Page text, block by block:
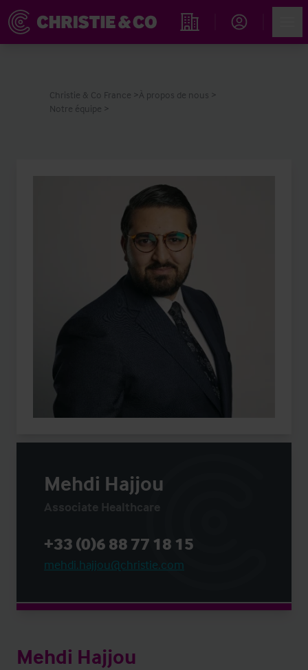
Rechercher un hôtel
Christie & Co France
À propos de nous
Notre équipe
Mehdi Hajjou
Associate Healthcare
+33 (0)6 88 77 18 15
mehdi.hajjou@christie.com
Mehdi Hajjou